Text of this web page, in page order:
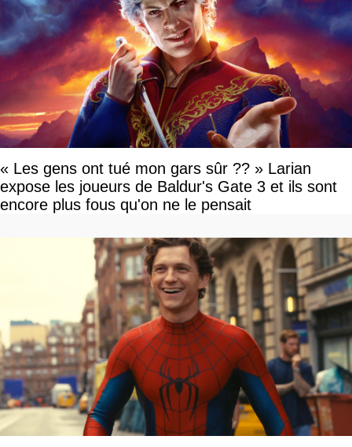
« Les gens ont tué mon gars sûr ?? » Larian
expose les joueurs de Baldur's Gate 3 et ils sont
encore plus fous qu'on ne le pensait